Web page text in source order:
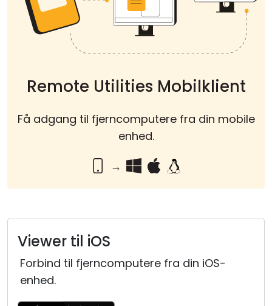
Remote Utilities Mobilklient
Få adgang til fjerncomputere fra din mobile
enhed.
→
Viewer til iOS
Forbind til fjerncomputere fra din iOS-
enhed.
Cloud og Lokalt